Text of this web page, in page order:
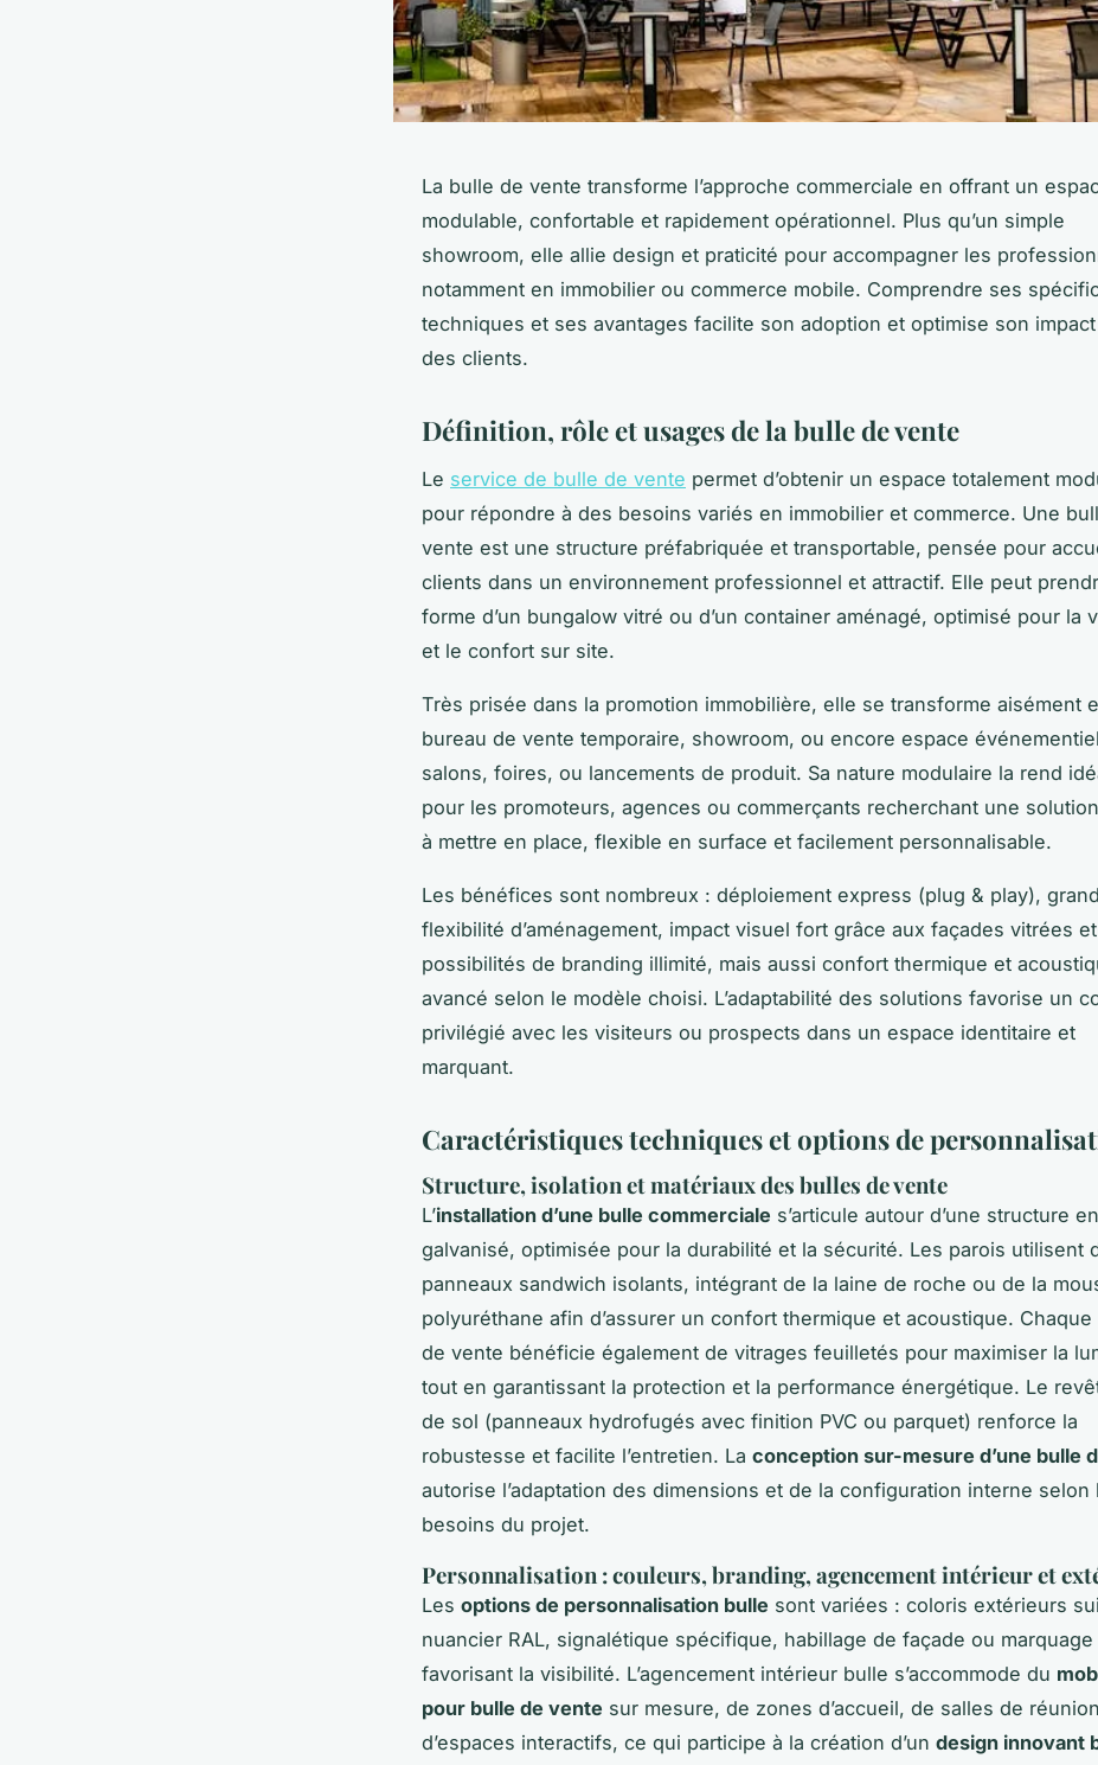
La bulle de vente transforme l’approche commerciale en offrant un
modulable, confortable et rapidement opérationnel. Plus qu’un simple
showroom, elle allie design et praticité pour accompagner les
notamment en immobilier ou commerce mobile. Comprendre ses
techniques et ses avantages facilite son adoption et optimise son
des clients.
Définition, rôle et usages de la bulle de vente
Le service de bulle de vente permet d’obtenir un espace totalement
pour répondre à des besoins variés en immobilier et commerce. Une
vente est une structure préfabriquée et transportable, pensée pour
clients dans un environnement professionnel et attractif. Elle peut
forme d’un bungalow vitré ou d’un container aménagé, optimisé pour la
et le confort sur site.
Très prisée dans la promotion immobilière, elle se transforme aisément
bureau de vente temporaire, showroom, ou encore espace
salons, foires, ou lancements de produit. Sa nature modulaire la rend
pour les promoteurs, agences ou commerçants recherchant une
à mettre en place, flexible en surface et facilement personnalisable.
Les bénéfices sont nombreux : déploiement express (plug & play),
flexibilité d’aménagement, impact visuel fort grâce aux façades vitrées et
possibilités de branding illimité, mais aussi confort thermique et
avancé selon le modèle choisi. L’adaptabilité des solutions favorise un
privilégié avec les visiteurs ou prospects dans un espace identitaire et
marquant.
Caractéristiques techniques et options de
Structure, isolation et matériaux des bulles de vente
L’installation d’une bulle commerciale s’articule autour d’une structure
galvanisé, optimisée pour la durabilité et la sécurité. Les parois utilisent
panneaux sandwich isolants, intégrant de la laine de roche ou de la
polyuréthane afin d’assurer un confort thermique et acoustique. Chaque
de vente bénéficie également de vitrages feuilletés pour maximiser la
tout en garantissant la protection et la performance énergétique. Le
de sol (panneaux hydrofugés avec finition PVC ou parquet) renforce la
robustesse et facilite l’entretien. La conception sur-mesure d’une bulle
autorise l’adaptation des dimensions et de la configuration interne selon
besoins du projet.
Personnalisation : couleurs, branding, agencement intérieur et
Les options de personnalisation bulle sont variées : coloris extérieurs
nuancier RAL, signalétique spécifique, habillage de façade ou
favorisant la visibilité. L’agencement intérieur bulle s’accommode du
pour bulle de vente sur mesure, de zones d’accueil, de salles de
d’espaces interactifs, ce qui participe à la création d’un design innovant